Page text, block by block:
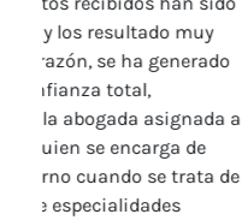
manera conjunta.
que es para el
tener premisas
blindar las
indicativo dentro
mi compañía.
ha acabado con